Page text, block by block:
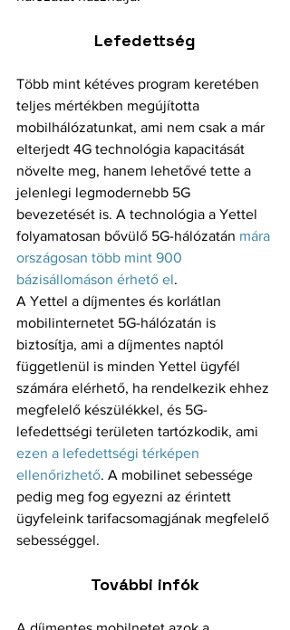
Lefedettség
Több mint kétéves program keretében
teljes mértékben megújította
mobilhálózatunkat, ami nem csak a már
elterjedt 4G technológia kapacitását
növelte meg, hanem lehetővé tette a
jelenlegi legmodernebb 5G
bevezetését is. A technológia a Yettel
folyamatosan bővülő 5G-hálózatán mára
országosan több mint 900
bázisállomáson érhető el.
A Yettel a díjmentes és korlátlan
mobilinternetet 5G-hálózatán is
biztosítja, ami a díjmentes naptól
függetlenül is minden Yettel ügyfél
számára elérhető, ha rendelkezik ehhez
megfelelő készülékkel, és 5G-
lefedettségi területen tartózkodik, ami
ezen a lefedettségi térképen
ellenőrizhető. A mobilinet sebessége
pedig meg fog egyezni az érintett
ügyfeleink tarifacsomagjának megfelelő
sebességgel.
További infók